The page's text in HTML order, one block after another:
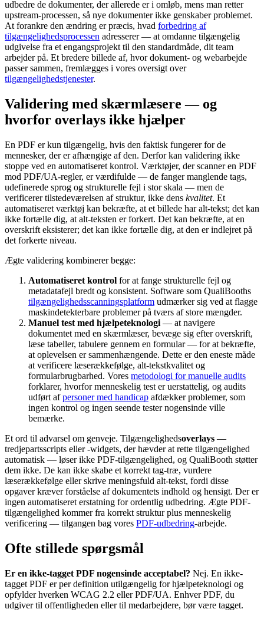
udbedre de dokumenter, der allerede er i omløb, mens man retter
upstream-processen, så nye dokumenter ikke genskaber problemet.
At forankre den ændring er præcis, hvad forbedring af
tilgængelighedsprocessen adresserer — at omdanne tilgængelig
udgivelse fra et engangsprojekt til den standardmåde, dit team
arbejder på. Et bredere billede af, hvor dokument- og webarbejde
passer sammen, fremlægges i vores oversigt over
tilgængelighedstjenester.
Validering med skærmlæsere — og
hvorfor overlays ikke hjælper
En PDF er kun tilgængelig, hvis den faktisk fungerer for de
mennesker, der er afhængige af den. Derfor kan validering ikke
stoppe ved en automatiseret kontrol. Værktøjer, der scanner en PDF
mod PDF/UA-regler, er værdifulde — de fanger manglende tags,
udefinerede sprog og strukturelle fejl i stor skala — men de
verificerer tilstedeværelsen af struktur, ikke dens kvalitet. Et
automatiseret værktøj kan bekræfte, at et billede har alt-tekst; det kan
ikke fortælle dig, at alt-teksten er forkert. Det kan bekræfte, at en
overskrift eksisterer; det kan ikke fortælle dig, at den er indlejret på
det forkerte niveau.
Ægte validering kombinerer begge:
Automatiseret kontrol for at fange strukturelle fejl og
metadatafejl bredt og konsistent. Software som QualiBooths
tilgængelighedsscanningsplatform udmærker sig ved at flagge
maskindetekterbare problemer på tværs af store mængder.
Manuel test med hjælpeteknologi — at navigere
dokumentet med en skærmlæser, bevæge sig efter overskrift,
læse tabeller, tabulere gennem en formular — for at bekræfte,
at oplevelsen er sammenhængende. Dette er den eneste måde
at verificere læserækkefølge, alt-tekstkvalitet og
formularbrugbarhed. Vores metodologi for manuelle audits
forklarer, hvorfor menneskelig test er uerstattelig, og audits
udført afpersoner med handicap afdækker problemer, som
ingen kontrol og ingen seende tester nogensinde ville
bemærke.
Et ord til advarsel om genveje. Tilgængelighedsoverlays —
tredjepartsscripts eller -widgets, der hævder at rette tilgængelighed
automatisk — løser ikke PDF-tilgængelighed, og QualiBooth støtter
dem ikke. De kan ikke skabe et korrekt tag-træ, vurdere
læserækkefølge eller skrive meningsfuld alt-tekst, fordi disse
opgaver kræver forståelse af dokumentets indhold og hensigt. Der er
ingen automatiseret erstatning for ordentlig udbedring. Ægte PDF-
tilgængelighed kommer fra korrekt struktur plus menneskelig
verificering — tilgangen bag vores PDF-udbedring-arbejde.
Ofte stillede spørgsmål
Er en ikke-tagget PDF nogensinde acceptabel? Nej. En ikke-
tagget PDF er per definition utilgængelig for hjælpeteknologi og
opfylder hverken WCAG 2.2 eller PDF/UA. Enhver PDF, du
udgiver til offentligheden eller til medarbejdere, bør være tagget.